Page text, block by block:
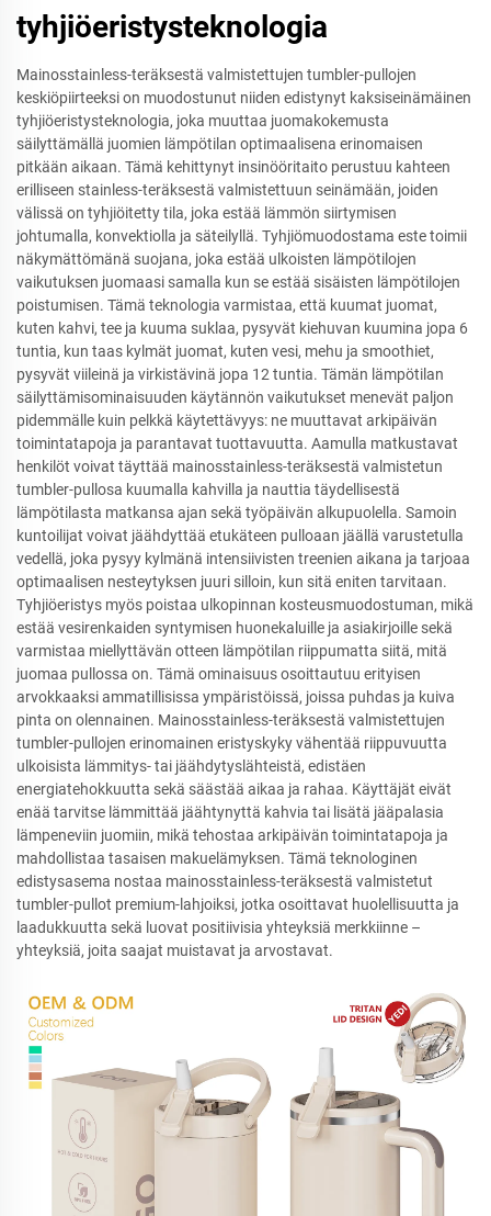
tyhjiöeristysteknologia
Mainosstainless-teräksestä valmistettujen tumbler-pullojen
keskiöpiirteeksi on muodostunut niiden edistynyt kaksiseinämäinen
tyhjiöeristysteknologia, joka muuttaa juomakokemusta
säilyttämällä juomien lämpötilan optimaalisena erinomaisen
pitkään aikaan. Tämä kehittynyt insinööritaito perustuu kahteen
erilliseen stainless-teräksestä valmistettuun seinämään, joiden
välissä on tyhjiöitetty tila, joka estää lämmön siirtymisen
johtumalla, konvektiolla ja säteilyllä. Tyhjiömuodostama este toimii
näkymättömänä suojana, joka estää ulkoisten lämpötilojen
vaikutuksen juomaasi samalla kun se estää sisäisten lämpötilojen
poistumisen. Tämä teknologia varmistaa, että kuumat juomat,
kuten kahvi, tee ja kuuma suklaa, pysyvät kiehuvan kuumina jopa 6
tuntia, kun taas kylmät juomat, kuten vesi, mehu ja smoothiet,
pysyvät viileinä ja virkistävinä jopa 12 tuntia. Tämän lämpötilan
säilyttämisominaisuuden käytännön vaikutukset menevät paljon
pidemmälle kuin pelkkä käytettävyys: ne muuttavat arkipäivän
toimintatapoja ja parantavat tuottavuutta. Aamulla matkustavat
henkilöt voivat täyttää mainosstainless-teräksestä valmistetun
tumbler-pullosa kuumalla kahvilla ja nauttia täydellisestä
lämpötilasta matkansa ajan sekä työpäivän alkupuolella. Samoin
kuntoilijat voivat jäähdyttää etukäteen pulloaan jäällä varustetulla
vedellä, joka pysyy kylmänä intensiivisten treenien aikana ja tarjoaa
optimaalisen nesteytyksen juuri silloin, kun sitä eniten tarvitaan.
Tyhjiöeristys myös poistaa ulkopinnan kosteusmuodostuman, mikä
estää vesirenkaiden syntymisen huonekaluille ja asiakirjoille sekä
varmistaa miellyttävän otteen lämpötilan riippumatta siitä, mitä
juomaa pullossa on. Tämä ominaisuus osoittautuu erityisen
arvokkaaksi ammatillisissa ympäristöissä, joissa puhdas ja kuiva
pinta on olennainen. Mainosstainless-teräksestä valmistettujen
tumbler-pullojen erinomainen eristyskyky vähentää riippuvuutta
ulkoisista lämmitys- tai jäähdytyslähteistä, edistäen
energiatehokkuutta sekä säästää aikaa ja rahaa. Käyttäjät eivät
enää tarvitse lämmittää jäähtynyttä kahvia tai lisätä jääpalasia
lämpeneviin juomiin, mikä tehostaa arkipäivän toimintatapoja ja
mahdollistaa tasaisen makuelämyksen. Tämä teknologinen
edistysasema nostaa mainosstainless-teräksestä valmistetut
tumbler-pullot premium-lahjoiksi, jotka osoittavat huolellisuutta ja
laadukkuutta sekä luovat positiivisia yhteyksiä merkkiinne –
yhteyksiä, joita saajat muistavat ja arvostavat.